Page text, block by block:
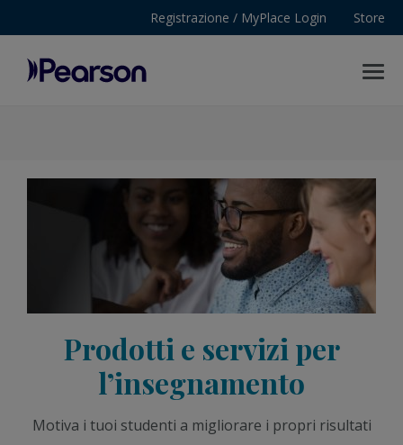
Registrazione / MyPlace Login Store
Prodotti e servizi per
l’insegnamento
Motiva i tuoi studenti a migliorare i propri risultati